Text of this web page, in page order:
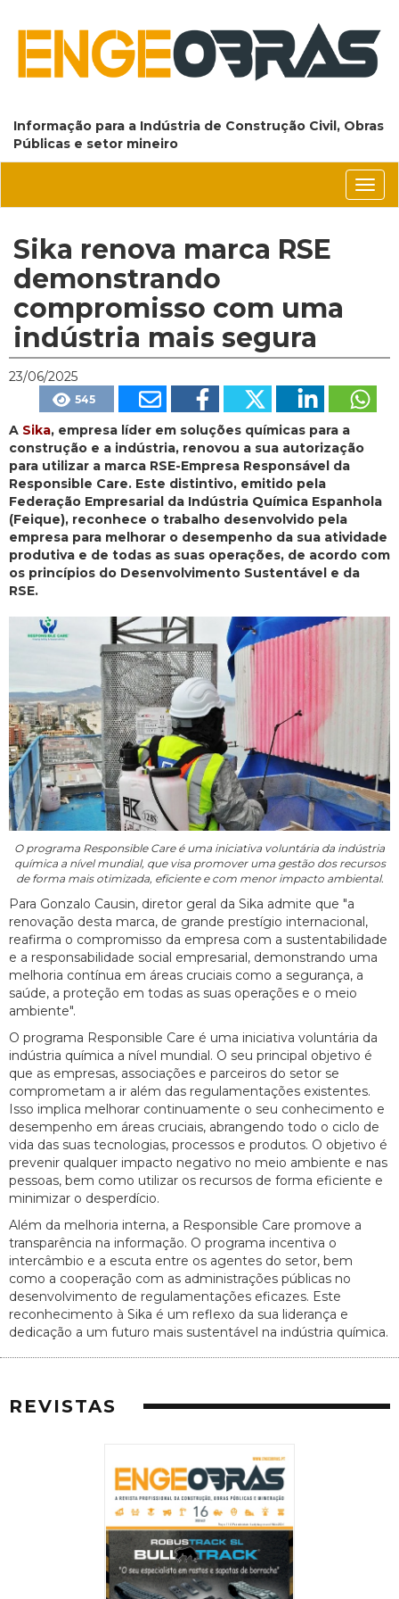
Informação para a Indústria de Construção Civil, Obras
Públicas e setor mineiro
Sika renova marca RSE
demonstrando
compromisso com uma
indústria mais segura
23/06/2025
545
A Sika, empresa líder em soluções químicas para a
construção e a indústria, renovou a sua autorização
para utilizar a marca RSE-Empresa Responsável da
Responsible Care. Este distintivo, emitido pela
Federação Empresarial da Indústria Química Espanhola
(Feique), reconhece o trabalho desenvolvido pela
empresa para melhorar o desempenho da sua atividade
produtiva e de todas as suas operações, de acordo com
os princípios do Desenvolvimento Sustentável e da
RSE.
O programa Responsible Care é uma iniciativa voluntária da indústria
química a nível mundial, que visa promover uma gestão dos recursos
de forma mais otimizada, eficiente e com menor impacto ambiental.
Para Gonzalo Causin, diretor geral da Sika admite que "a
renovação desta marca, de grande prestígio internacional,
reafirma o compromisso da empresa com a sustentabilidade
e a responsabilidade social empresarial, demonstrando uma
melhoria contínua em áreas cruciais como a segurança, a
saúde, a proteção em todas as suas operações e o meio
ambiente".
O programa Responsible Care é uma iniciativa voluntária da
indústria química a nível mundial. O seu principal objetivo é
que as empresas, associações e parceiros do setor se
comprometam a ir além das regulamentações existentes.
Isso implica melhorar continuamente o seu conhecimento e
desempenho em áreas cruciais, abrangendo todo o ciclo de
vida das suas tecnologias, processos e produtos. O objetivo é
prevenir qualquer impacto negativo no meio ambiente e nas
pessoas, bem como utilizar os recursos de forma eficiente e
minimizar o desperdício.
Além da melhoria interna, a Responsible Care promove a
transparência na informação. O programa incentiva o
intercâmbio e a escuta entre os agentes do setor, bem
como a cooperação com as administrações públicas no
desenvolvimento de regulamentações eficazes. Este
reconhecimento à Sika é um reflexo da sua liderança e
dedicação a um futuro mais sustentável na indústria química.
REVISTAS